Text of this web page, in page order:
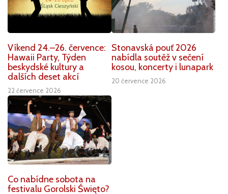
Víkend 24.–26. července:
Hawaii Party, Týden
beskydské kultury a
dalších deset akcí
22 července 2026
Stonavská pouť 2026
nabídla soutěž v sečení
kosou, koncerty i lunapark
20 července 2026
Co nabídne sobota na
festivalu Gorolski Święto?